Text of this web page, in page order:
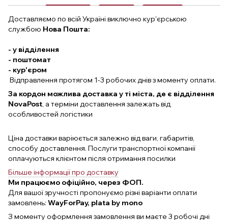
Доставляємо по всій Україні виключно кур'єрською
службою Нова Пошта:
- у відділення
- поштомат
- кур'єром
Відправлення протягом 1-3 робочих днів з моменту оплати.
За кордон можлива доставка у ті міста, де є відділення
NovaPost, а терміни доставлення залежать від
особливостей логістики
Ціна доставки варіюється залежно від ваги, габаритів,
способу доставлення. Послуги транспортної компанії
оплачуються клієнтом після отримання посилки
Більше інформації про доставку
Ми працюємо офіційно, через ФОП.
Для вашої зручності пропонуємо різні варіанти оплати
замовлень: WayForPay, plata by mono
З моменту оформлення замовлення ви маєте 3 робочі дні